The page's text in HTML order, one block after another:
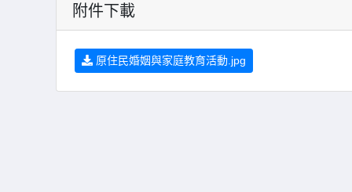
附件下載
原住民婚姻與家庭教育活動.jpg